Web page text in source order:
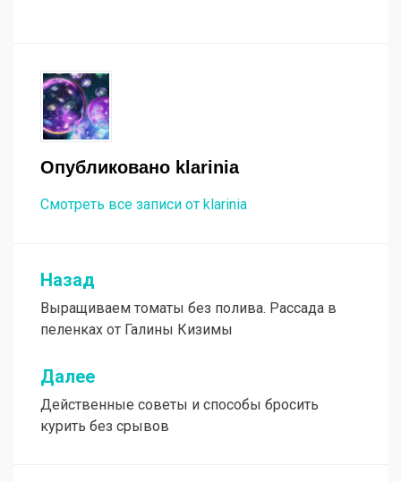
Опубликовано klarinia
Смотреть все записи от klarinia
Навигация
по
записям
Назад
Выращиваем томаты без полива. Рассада в
пеленках от Галины Кизимы
Далее
Действенные советы и способы бросить
курить без срывов